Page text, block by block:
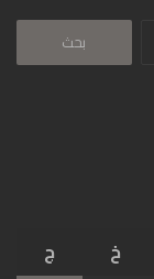
البحث
خ
ج